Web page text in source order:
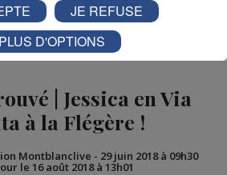
sur Twitter
| Jessica en Via
à la Flégère !
Montblanclive - 29 juin 2018 à 09h30
le 16 août 2018 à 13h01
JE REFUSE
PLUS D'OPTIONS